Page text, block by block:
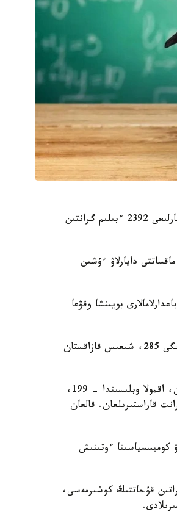
بيىل اكىمدىكتەر باكالاۆريات، ماگيستراتۋرا جانە رەزيدەنتۋرا باعدارلامالارى بويىنشا بارلىعى 2392 ءبىلىم گرانتىن
دايارلاۋ ءۇشىن
بويىنشا وقۋعا
ەڭ كوپ گرانت استانا قالاسىندا قاراستىرىلعان - 303. شىمكەنت قالاسىنىڭ اكىمدىگى 285، شىعىس قازاقستان
باتىس قازاقستان وبلىسىندا – 211، اباي جانە تۇركىستان وبلىستارىندا – 200 دەن، اقمولا وبلىسىندا – 199،
وبلىسىندا – 198، اتىراۋ وبلىسىندا – 187، ماڭعىستاۋ وبلىسىندا 163 گرانت قاراستىرىلعان. قالعان
كوميسسياسىنا ءوتىنىش
قۇجاتتىڭ كوشىرمەسى،